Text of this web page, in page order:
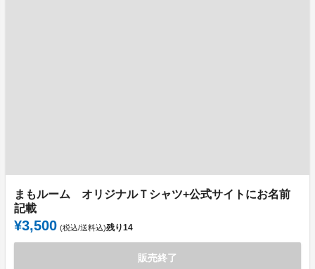
まもルーム オリジナルＴシャツ+公式サイトにお名前
記載
¥3,500 (税込/送料込)残り14
販売終了